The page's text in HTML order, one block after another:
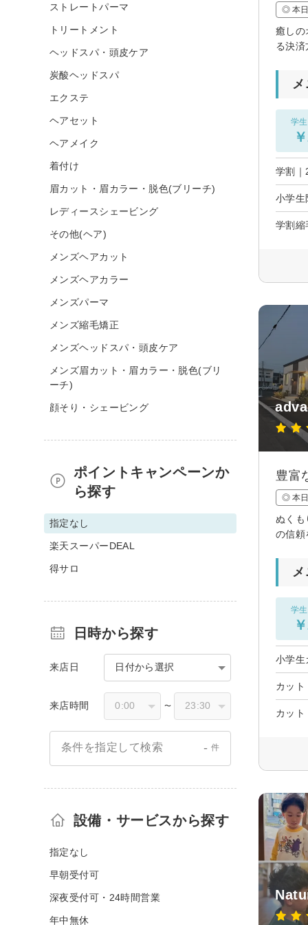
◎ 本
癒しの
る決
学
学割
小学
学割縮
豊富
◎ 本
ぬくも
の信頼
学
小学生
カッ
カッ
ストレートパーマ
トリートメント
ヘッドスパ・頭皮ケア
炭酸ヘッドスパ
エクステ
ヘアセット
ヘアメイク
着付け
眉カット・眉カラー・脱色(ブリーチ)
レディースシェービング
その他(ヘア)
メンズヘアカット
メンズヘアカラー
メンズパーマ
メンズ縮毛矯正
メンズヘッドスパ・頭皮ケア
メンズ眉カット・眉カラー・脱色(ブリ
ーチ)
顔そり・シェービング
ポイントキャンペーンか
ら探す
指定なし
楽天スーパーDEAL
得サロ
日時から探す
来店日 日付から選択
来店時間 〜
条件を指定して検索 - 件
設備・サービスから探す
指定なし
早朝受付可
深夜受付可・24時間営業
年中無休